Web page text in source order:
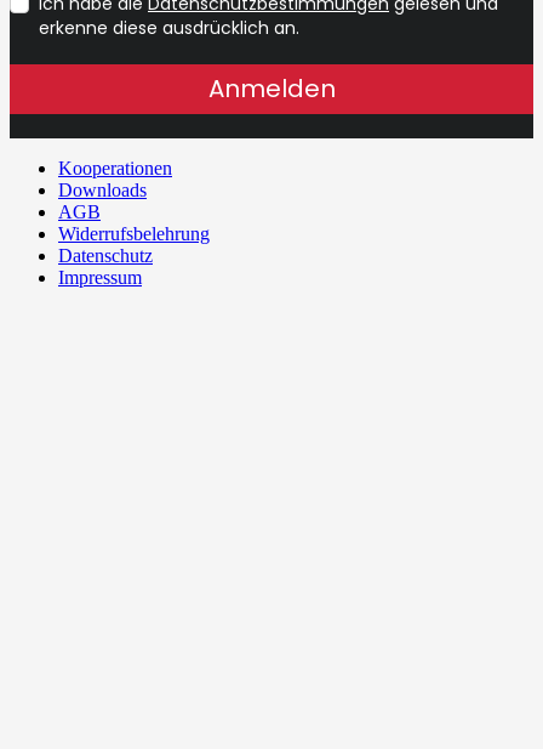
erkenne diese ausdrücklich an.
Anmelden
Kooperationen
Downloads
AGB
Widerrufsbelehrung
Datenschutz
Impressum